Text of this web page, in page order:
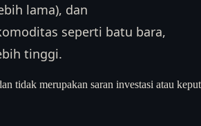
lama), dan
seperti batu bara,
tinggi.
tidak merupakan saran investasi atau